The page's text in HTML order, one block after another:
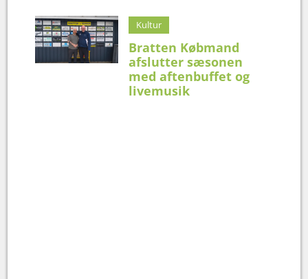
Kultur
Bratten Købmand
afslutter sæsonen
med aftenbuffet og
livemusik